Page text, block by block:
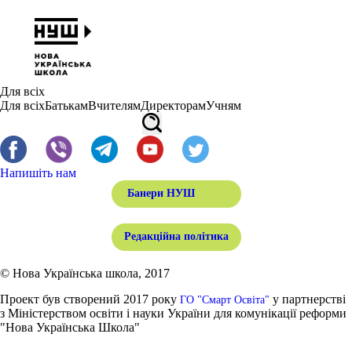
Для всіх
Для всіхБатькамВчителямДиректорамУчням
Напишіть нам
Банери НУШ
Редакційна політика
© Нова Українська школа, 2017
Проект був створений 2017 року ГО "Смарт Освіта" у партнерстві
з Міністерством освіти і науки України для комунікації реформи
"Нова Українська Школа"